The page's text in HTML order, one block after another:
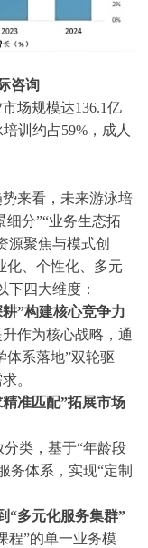
咨询
场规模达136.1亿
训约占59%，成人
来看，未来游泳培
细分”“业务生态拓
源聚焦与模式创
化、个性化、多元
下四大维度：
”构建核心竞争力
作为核心战略，通
体系落地”双轮驱
。
准匹配”拓展市场
分类，基于“年龄段
务体系，实现“定制
“多元化服务集群”
程”的单一业务模